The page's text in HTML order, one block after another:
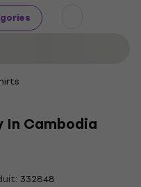
In Cambodia
332848